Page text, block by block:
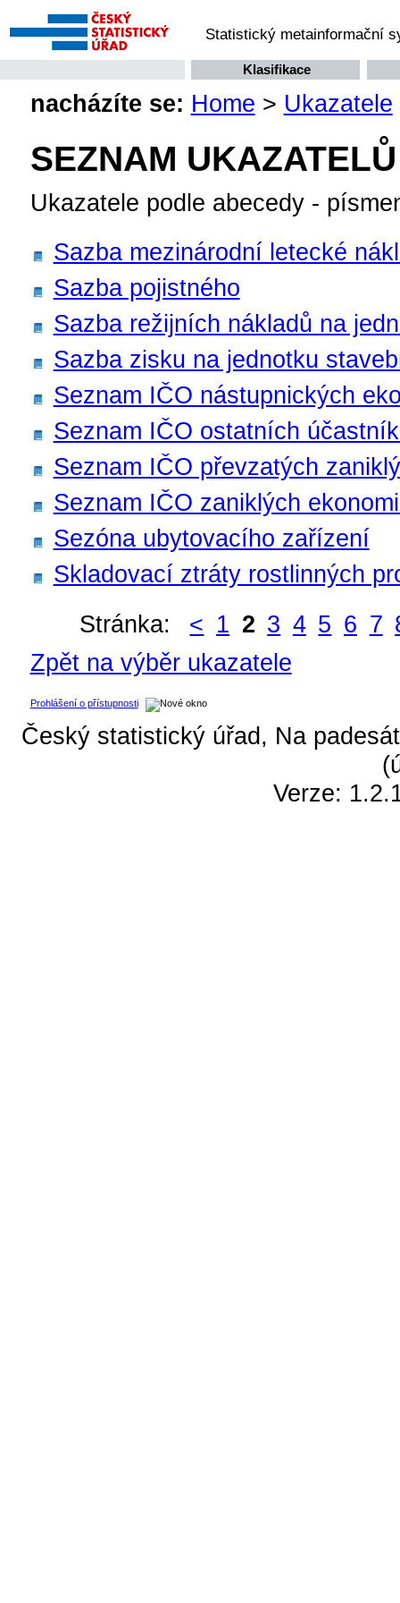
Statistický metainformační
Klasifikace
nacházíte se: Home > Ukazatele
SEZNAM UKAZATELŮ
Ukazatele podle abecedy -
Sazba mezinárodní letecké
Sazba pojistného
Sazba režijních nákladů na
Sazba zisku na jednotku
Seznam IČO nástupnických
Seznam IČO ostatních
Seznam IČO převzatých
Seznam IČO zaniklých
Sezóna ubytovacího zařízení
Skladovací ztráty rostlinných
Stránka:
< 1 2 3 4 5 6 7
Zpět na výběr ukazatele
Prohlášení o přístupnosti
Český statistický úřad, Na
Verze: